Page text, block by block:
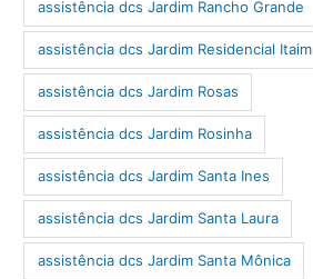
assistência dcs Jardim Rancho Grande
assistência dcs Jardim Residencial Itaim
assistência dcs Jardim Rosas
assistência dcs Jardim Rosinha
assistência dcs Jardim Santa Ines
assistência dcs Jardim Santa Laura
assistência dcs Jardim Santa Mônica